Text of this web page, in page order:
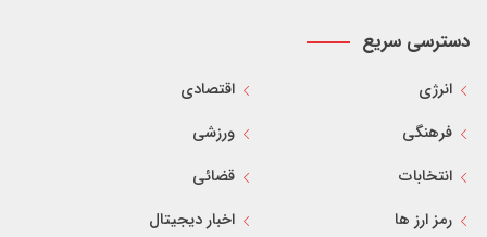
دسترسی سریع
انرژی
اقتصادی
فرهنگی
ورزشی
انتخابات
قضائی
رمز ارز ها
اخبار دیجیتال